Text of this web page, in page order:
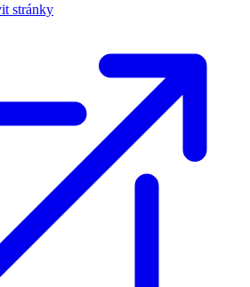
stránky